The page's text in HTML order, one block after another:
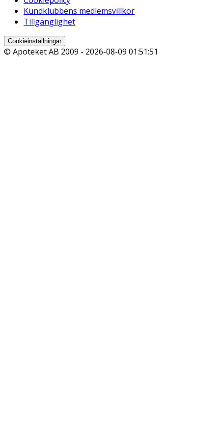
Kundklubbens medlemsvillkor
Tillgänglighet
Cookieinställningar
© Apoteket AB 2009 - 2026-08-09 01:51:51